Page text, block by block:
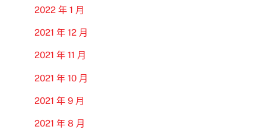
2022 年 1 月
2021 年 12 月
2021 年 11 月
2021 年 10 月
2021 年 9 月
2021 年 8 月